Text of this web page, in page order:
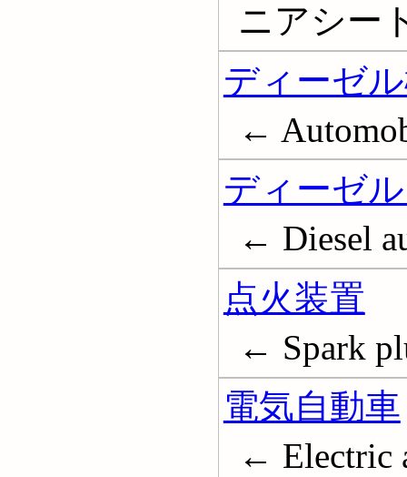
ニアシー
ディーゼ
←
ディーゼ
← Diesel
点火装置
← Spark
電気自動車
← Electric